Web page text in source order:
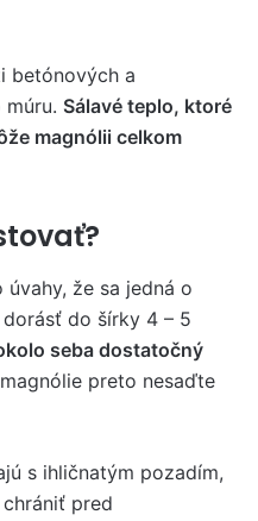
betónových a
Sálavé teplo, ktoré
magnólii celkom
že sa jedná o
do šírky 4 – 5
seba dostatočný
preto nesaďte
s ihličnatým pozadím,
pred